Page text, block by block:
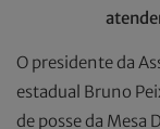
O presidente da
estadual Bruno
de posse da Mesa